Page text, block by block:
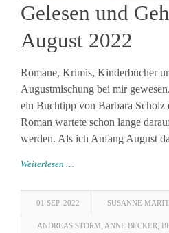
Gelesen und
August 2022
Romane, Krimis, Kinderbücher
Augustmischung bei mir
ein Buchtipp von Barbara Scholz
Roman wartete schon lange
werden. Als ich Anfang August
Weiterlesen …
01 SEP. 2022 SUSANNE
ANDREAS STORM ANNE BECKER